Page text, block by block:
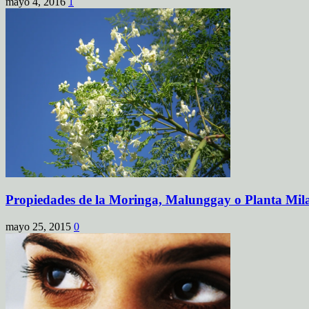
Propiedades de la Moringa, Malunggay o Planta
mayo 25, 2015 0